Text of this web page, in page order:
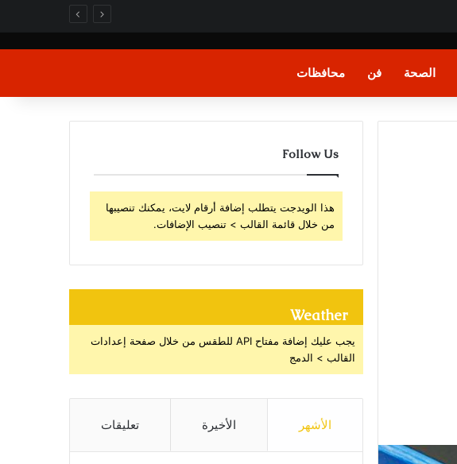
الصحة فن محافظات
Follow Us
هذا الويدجت يتطلب إضافة أرقام لايت، يمكنك تنصيبها
من خلال قائمة القالب > تنصيب الإضافات.
Weather
يجب عليك إضافة مفتاح API للطقس من خلال صفحة إعدادات
القالب > الدمج
الأشهر الأخيرة تعليقات